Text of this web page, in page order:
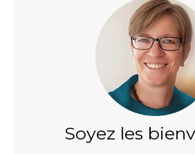
Soyez les